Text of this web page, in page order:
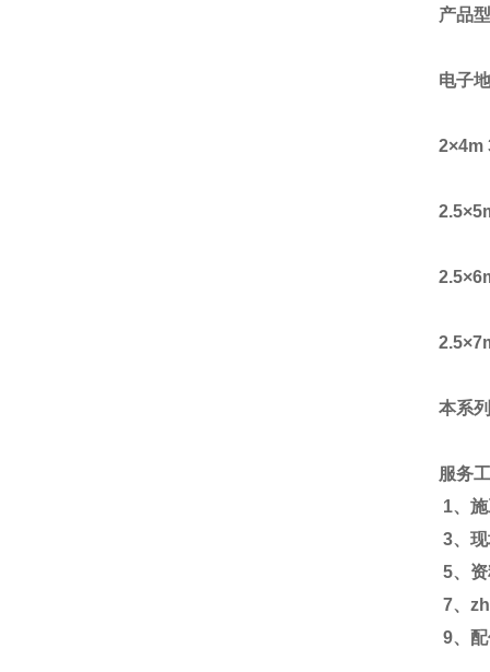
产品
电子
2×4m
2.5×
2.5×
2.5×
本系
服务
1、
3、
5、
7、
9、